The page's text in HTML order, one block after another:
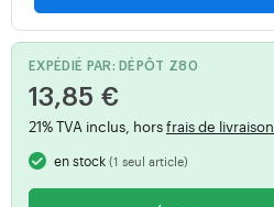
EXPÉDIÉ PAR: DÉPÔT Z80
13,85 €
21% TVA inclus, horsfrais de livraison
en stock(1 seul article)